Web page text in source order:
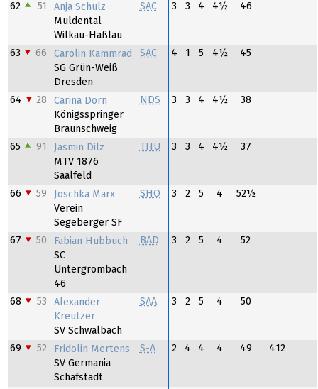
62 51
Anja Schulz
Muldental
Wilkau-Haßlau
SAC 3 3 4 4½ 46
63 66
Carolin Kammrad
SG Grün-Weiß
Dresden
SAC 4 1 5 4½ 45
64 28
Carina Dorn
Königsspringer
Braunschweig
NDS 3 3 4 4½ 38
65 91
Jasmin Dilz
MTV 1876
Saalfeld
THÜ 3 3 4 4½ 37
66 59
Joschka Marx
Verein
Segeberger SF
SHO 3 2 5 4 52½
67 50
Fabian Hubbuch
SC
Untergrombach
46
BAD 3 2 5 4 52
68 53
Alexander
Kreutzer
SV Schwalbach
SAA 3 2 5 4 50
69 52
Fridolin Mertens
SV Germania
Schafstädt
S-A 2 4 4 4 49 412